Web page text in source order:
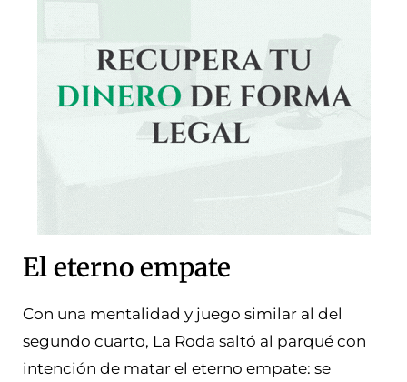
El eterno empate
Con una mentalidad y juego similar al del
segundo cuarto, La Roda saltó al parqué con
intención de matar el eterno empate: se